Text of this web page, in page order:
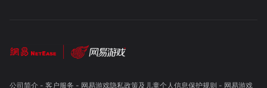
公司简介- 客户服务 - 网易游戏隐私政策及儿童个人信息保护规则 - 网易游戏